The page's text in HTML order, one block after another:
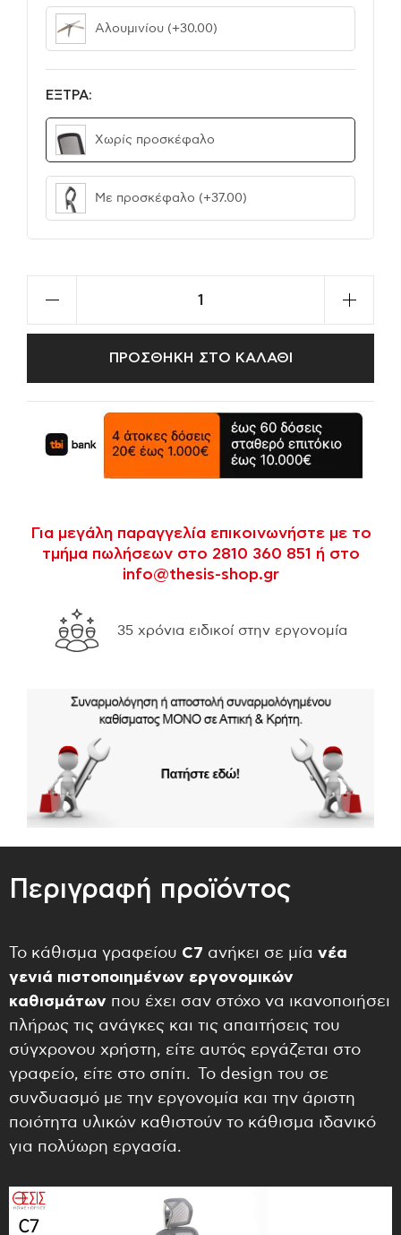
Αλουμινίου (+30.00)
ΕΞΤΡΑ:
Χωρίς προσκέφαλο
Με προσκέφαλο (+37.00)
ΠΡΟΣΘΗΚΗ ΣΤΟ ΚΑΛΑΘΙ
Για μεγάλη παραγγελία επικοινωνήστε με το
τμήμα πωλήσεων στο 2810 360 851 ή στο
info@thesis-shop.gr
ειδικοί στην εργονομία
Περιγραφή προϊόντος
Το κάθισμα γραφείου C7 ανήκει σε μία νέα
γενιά πιστοποιημένων εργονομικών
καθισμάτων που έχει σαν στόχο να ικανοποιήσει
πλήρως τις ανάγκες και τις απαιτήσεις του
σύγχρονου χρήστη, είτε αυτός εργάζεται στο
γραφείο, είτε στο σπίτι. Το design του σε
συνδυασμό με την εργονομία και την άριστη
ποιότητα υλικών καθιστούν το κάθισμα ιδανικό
για πολύωρη εργασία.